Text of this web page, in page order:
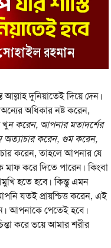
দুনিয়াতেই দিয়ে দেন।
অধিকার নষ্ট করেন,
খুন করেন, আপনার মতাদর্শের
অত্যাচার করেন, গুম করেন,
করেন, তাহলে আপনার যে
করে দিতে পারেন। কিংবা
হতে হবে। কিন্তু এমন
যতই প্রায়শ্চিত্ত করেন, এই
আপনাকে পেতেই হবে।
করে ভয়ে আমার শরীর